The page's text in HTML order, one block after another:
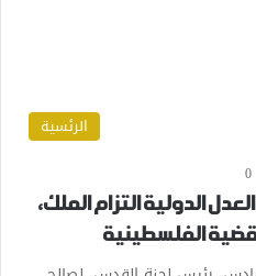
الرئسية
0
الدولية التزام الملك،
الفلسطينية